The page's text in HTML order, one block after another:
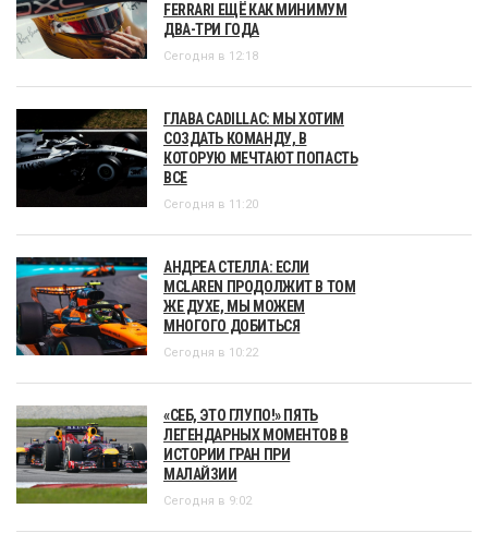
FERRARI ЕЩЁ КАК МИНИМУМ
ДВА-ТРИ ГОДА
Сегодня в 12:18
ГЛАВА CADILLAC: МЫ ХОТИМ
СОЗДАТЬ КОМАНДУ, В
КОТОРУЮ МЕЧТАЮТ ПОПАСТЬ
ВСЕ
Сегодня в 11:20
АНДРЕА СТЕЛЛА: ЕСЛИ
MCLAREN ПРОДОЛЖИТ В ТОМ
ЖЕ ДУХЕ, МЫ МОЖЕМ
МНОГОГО ДОБИТЬСЯ
Сегодня в 10:22
«СЕБ, ЭТО ГЛУПО!» ПЯТЬ
ЛЕГЕНДАРНЫХ МОМЕНТОВ В
ИСТОРИИ ГРАН ПРИ
МАЛАЙЗИИ
Сегодня в 9:02